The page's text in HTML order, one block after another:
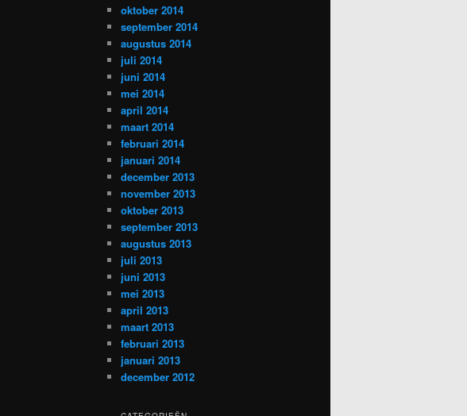
oktober 2014
september 2014
augustus 2014
juli 2014
juni 2014
mei 2014
april 2014
maart 2014
februari 2014
januari 2014
december 2013
november 2013
oktober 2013
september 2013
augustus 2013
juli 2013
juni 2013
mei 2013
april 2013
maart 2013
februari 2013
januari 2013
december 2012